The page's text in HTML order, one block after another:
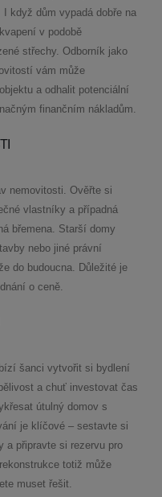
když dům vypadá dobře na
v podobě
střechy. Odborník jako
vám může
a odhalit potenciální
finančním nákladům.
nemovitosti. Ověřte si
vlastníky a případná
břemena. Starší domy
nebo jiné právní
do budoucna. Důležité je
o ceně.
šanci vytvořit si bydlení
a chuť investovat čas
útulný domov s
je klíčové – sestavte si
a připravte si rezervu pro
totiž může
muset řešit.